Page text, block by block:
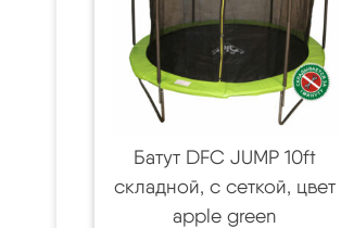
Батут DFC JUMP 10ft
складной, c сеткой, цвет
apple green